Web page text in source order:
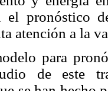
el pronóstico
atención a la
para
de este